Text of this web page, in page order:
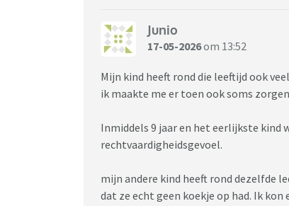
Junio
17-05-2026om 13:52
Mijn kind heeft rond die leeftijd ook
ik maakte me er toen ook soms
Inmiddels 9 jaar en het eerlijkste kind
rechtvaardigheidsgevoel.
mijn andere kind heeft rond dezelfde
dat ze echt geen koekje op had. Ik